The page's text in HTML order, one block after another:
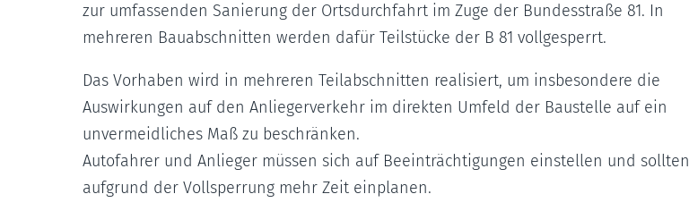
zur umfassenden Sanierung der Ortsdurchfahrt im Zuge der Bundesstraße 81. In
mehreren Bauabschnitten werden dafür Teilstücke der B 81 vollgesperrt.
Das Vorhaben wird in mehreren Teilabschnitten realisiert, um insbesondere die
Auswirkungen auf den Anliegerverkehr im direkten Umfeld der Baustelle auf ein
unvermeidliches Maß zu beschränken.
Autofahrer und Anlieger müssen sich auf Beeinträchtigungen einstellen und sollten
aufgrund der Vollsperrung mehr Zeit einplanen.